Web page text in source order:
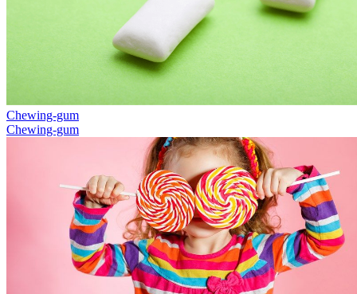
Chewing-gum
Chewing-gum